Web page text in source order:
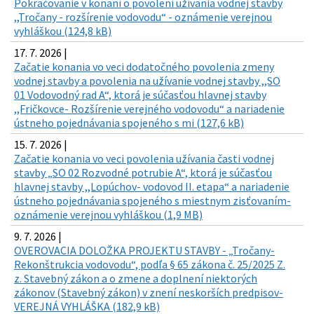
,,Tročany - rozšírenie vodovodu“ - oznámenie verejnou
vyhláškou (124,8 kB)
17. 7. 2026 |
Začatie konania vo veci dodatočného povolenia zmeny
vodnej stavby a povolenia na užívanie vodnej stavby ,,SO
01 Vodovodný rad A“, ktorá je súčasťou hlavnej stavby
,,Fričkovce- Rozšírenie verejného vodovodu“ a nariadenie
ústneho pojednávania spojeného s mi (127,6 kB)
15. 7. 2026 |
Začatie konania vo veci povolenia užívania časti vodnej
stavby „SO 02 Rozvodné potrubie A“, ktorá je súčasťou
hlavnej stavby ,,Lopúchov- vodovod II. etapa“ a nariadenie
ústneho pojednávania spojeného s miestnym zisťovaním-
oznámenie verejnou vyhláškou (1,9 MB)
9. 7. 2026 |
OVEROVACIA DOLOŽKA PROJEKTU STAVBY - „Tročany-
Rekonštrukcia vodovodu“, podľa § 65 zákona č. 25/2025 Z.
z. Stavebný zákon a o zmene a doplnení niektorých
zákonov (Stavebný zákon) v znení neskorších predpisov-
VEREJNÁ VYHLÁŠKA (182,9 kB)